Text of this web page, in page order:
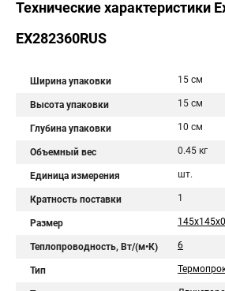
Технические характеристики
EX282360RUS
Ширина упаковки 15 см
Высота упаковки 15 см
Глубина упаковки 10 см
Объемный вес 0.45 кг
Единица измерения шт.
Кратность поставки 1
Размер
Теплопроводность, Вт/(м•К) 6
Тип